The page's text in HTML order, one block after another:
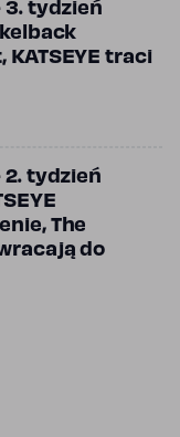
3. tydzień
traci
2. tydzień
The
do